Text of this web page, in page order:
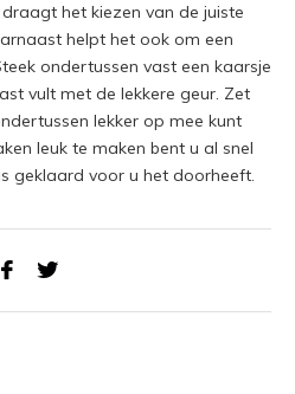
het kiezen van de juiste
helpt het ook om een
ondertussen vast een kaarsje
vult met de lekkere geur. Zet
lekker op mee kunt
leuk te maken bent u al snel
geklaard voor u het doorheeft.